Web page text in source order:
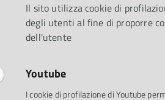
Il sito utilizza cookie di
degli utenti al fine di proporre
dell'utente
Youtube
I cookie di profilazione di Youtube